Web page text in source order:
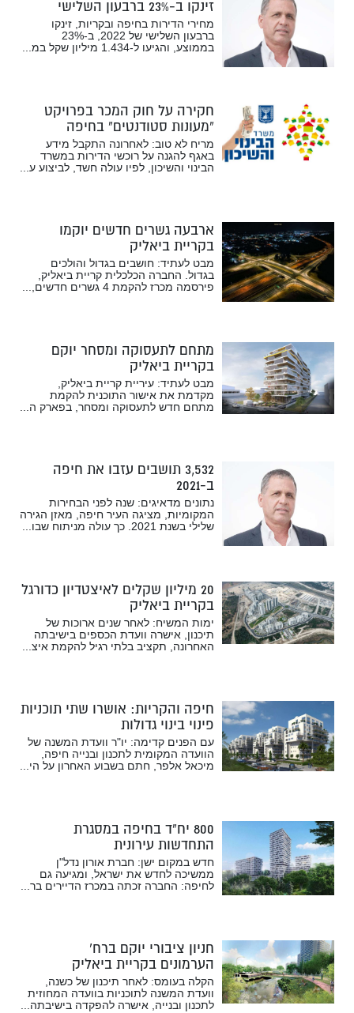
זינקו ב-23% ברבעון השלישי
מחירי הדירות בחיפה ובקריות, זינקו
ברבעון השלישי של 2022, ב-23%
בממוצע, והגיעו ל-1.434 מיליון שקל במ...
חקירה על חוק המכר בפרויקט
“מעונות סטודנטים” בחיפה
מריח לא טוב: לאחרונה התקבל מידע
באגף להגנה על רוכשי הדירות במשרד
הבינוי והשיכון, לפיו עולה חשד, לביצוע ע...
ארבעה גשרים חדשים יוקמו
בקריית ביאליק
מבט לעתיד: חושבים בגדול והולכים
בגדול. החברה הכלכלית קריית ביאליק,
פירסמה מכרז להקמת 4 גשרים חדשים,...
מתחם לתעסוקה ומסחר יוקם
בקריית ביאליק
מבט לעתיד: עיריית קריית ביאליק,
מקדמת את אישור התוכנית להקמת
מתחם חדש לתעסוקה ומסחר, בפארק ה...
3,532 תושבים עזבו את חיפה
ב-2021
נתונים מדאיגים: שנה לפני הבחירות
המקומיות, מציגה העיר חיפה, מאזן הגירה
שלילי בשנת 2021. כך עולה מניתוח שבו...
20 מיליון שקלים לאיצטדיון כדורגל
בקריית ביאליק
ימות המשיח: לאחר שנים ארוכות של
תיכנון, אישרה וועדת הכספים בישיבתה
האחרונה, תקציב בלתי רגיל להקמת איצ...
חיפה והקריות: אושרו שתי תוכניות
פינוי בינוי גדולות
עם הפנים קדימה: יו"ר וועדת המשנה של
הוועדה המקומית לתכנון ובנייה חיפה,
מיכאל אלפר, חתם בשבוע האחרון על הי...
800 יח”ד בחיפה במסגרת
התחדשות עירונית
חדש במקום ישן: חברת אורון נדל"ן
ממשיכה לחדש את ישראל, ומגיעה גם
לחיפה: החברה זכתה במכרז הדיירים בר...
חניון ציבורי יוקם ברח’
הערמונים בקריית ביאליק
הקלה בעומס: לאחר תיכנון של כשנה,
וועדת המשנה לתוכניות בוועדה המחוזית
לתכנון ובנייה, אישרה להפקדה בישיבתה...